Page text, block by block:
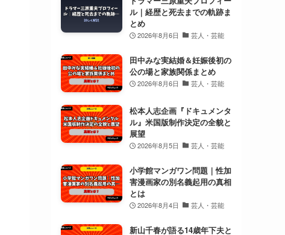
ル｜経歴と死去までの軌跡ま
とめ
2026年8月6日 芸人・芸能
田中みな実結婚＆妊娠後初の
公の場と家族関係まとめ
2026年8月6日 芸人・芸能
松本人志企画『ドキュメンタ
ル』米国版制作決定の全貌と
展望
2026年8月5日 芸人・芸能
小学館マンガワン問題｜性加
害漫画家の別名義起用の真相
とは
2026年8月4日 芸人・芸能
新山千春が語る14歳年下夫と